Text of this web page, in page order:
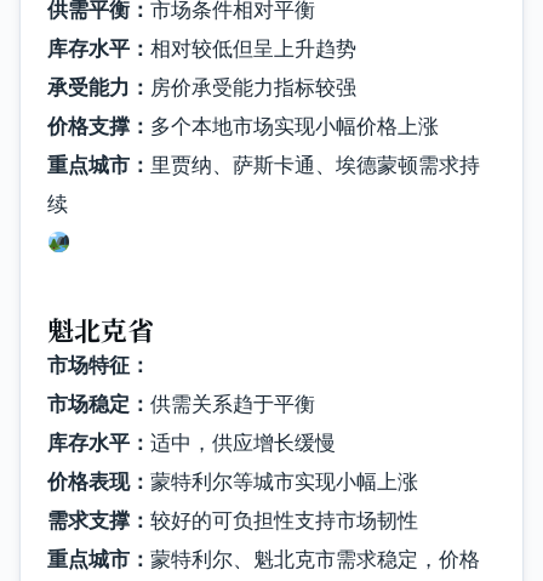
供需平衡： 市场条件相对平衡
库存水平： 相对较低但呈上升趋势
承受能力： 房价承受能力指标较强
价格支撑： 多个本地市场实现小幅价格上涨
重点城市： 里贾纳、萨斯卡通、埃德蒙顿需求持
续
魁北克省
市场特征：
市场稳定： 供需关系趋于平衡
库存水平： 适中，供应增长缓慢
价格表现： 蒙特利尔等城市实现小幅上涨
需求支撑： 较好的可负担性支持市场韧性
重点城市： 蒙特利尔、魁北克市需求稳定，价格